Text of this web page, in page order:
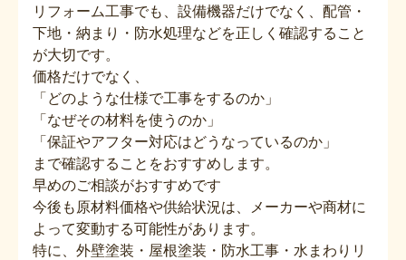
リフォーム工事でも、設備機器だけでなく、配管・
下地・納まり・防水処理などを正しく確認すること
が大切です。
価格だけでなく、
「どのような仕様で工事をするのか」
「なぜその材料を使うのか」
「保証やアフター対応はどうなっているのか」
まで確認することをおすすめします。
早めのご相談がおすすめです
今後も原材料価格や供給状況は、メーカーや商材に
よって変動する可能性があります。
特に、外壁塗装・屋根塗装・防水工事・水まわりリ